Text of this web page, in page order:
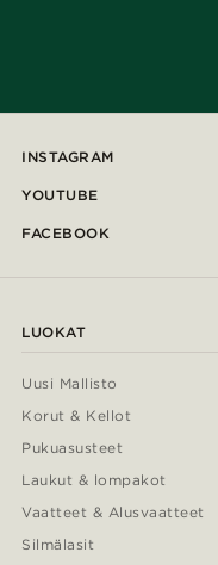
INSTAGRAM
YOUTUBE
FACEBOOK
LUOKAT
Uusi Mallisto
Korut & Kellot
Pukuasusteet
Laukut & lompakot
Vaatteet & Alusvaatteet
Silmälasit